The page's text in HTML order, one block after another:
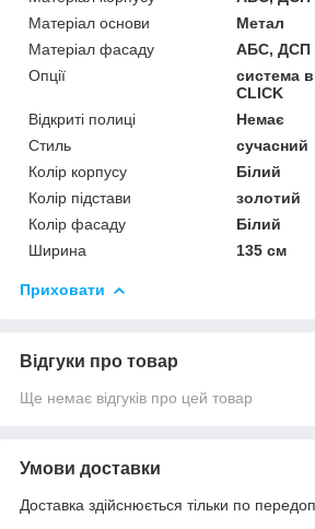
Матеріал основи
Метал
Матеріал фасаду
АБС, ДСП
Опції
система
CLICK
Відкриті полиці
Немає
Стиль
сучасний
Колір корпусу
Білий
Колір підстави
золотий
Колір фасаду
Білий
Ширина
135 см
Приховати
Відгуки про товар
Ще немає відгуків про цей товар
Умови доставки
Доставка здійснюється тільки по